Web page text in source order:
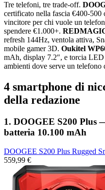
Tre telefoni, tre trade-off.
certificato nella fascia €400-
vincitore per chi vuole un
spendere €1.000+.
refresh 144Hz, ventola attiva,
mobile gamer 3D. Oukitel
mAh, display 7.2″, e torcia
ambienti dove serve un telefono
4 smartphone di
della redazione
1. DOOGEE S200 Plus
batteria 10.100 mAh
DOOGEE S200 Plus Rugged
559,99 €